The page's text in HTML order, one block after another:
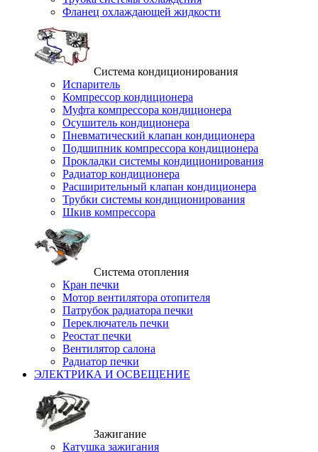
Фланец охлаждающей жидкости
Система кондиционирования
Испаритель
Компрессор кондиционера
Муфта компрессора кондиционера
Осушитель кондиционера
Пневматический клапан кондиционера
Подшипник компрессора кондиционера
Прокладки системы кондиционирования
Радиатор кондиционера
Расширительный клапан кондиционера
Трубки системы кондиционирования
Шкив компрессора
Система отопления
Кран печки
Мотор вентилятора отопителя
Патрубок радиатора печки
Переключатель печки
Реостат печки
Вентилятор салона
Радиатор печки
ЭЛЕКТРИКА И ОСВЕЩЕНИЕ
Зажигание
Катушка зажигания